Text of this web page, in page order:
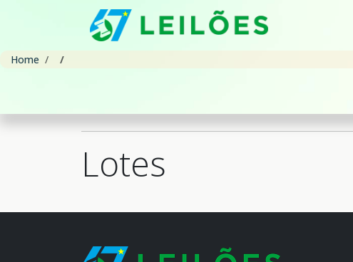
Home
Lotes